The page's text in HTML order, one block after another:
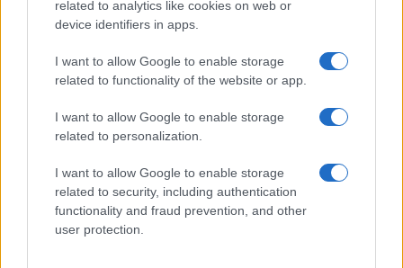
related to analytics like cookies on web or
device identifiers in apps.
I want to allow Google to enable storage
related to functionality of the website or app.
I want to allow Google to enable storage
related to personalization.
I want to allow Google to enable storage
related to security, including authentication
functionality and fraud prevention, and other
user protection.